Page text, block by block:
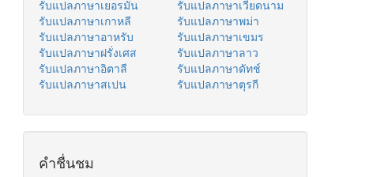
รับแปลภาษาเยอรมัน
รับแปลภาษาเกาหลี
รับแปลภาษาอาหรับ
รับแปลภาษาฝรั่งเศส
รับแปลภาษาอิตาลี
รับแปลภาษาสเปน
รับแปลภาษาเวียดนาม
รับแปลภาษาพม่า
รับแปลภาษาเขมร
รับแปลภาษาลาว
รับแปลภาษาดัทช์
รับแปลภาษาตุรกี
คำชื่นชม